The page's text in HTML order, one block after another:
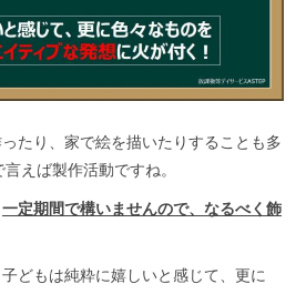
たり、家で絵を描いたりすることも多
えば製作活動ですね。
一定期間で構いませんので、なるべく飾
どもは純粋に嬉しいと感じて、更に